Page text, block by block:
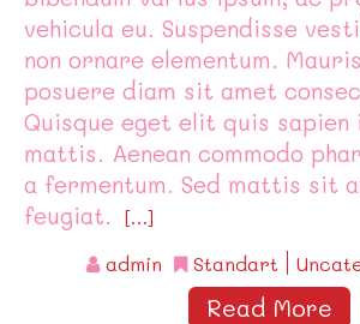
vehicula eu. Suspendisse
non ornare elementum.
posuere diam sit amet
Quisque eget elit quis sapien
mattis. Aenean commodo
a fermentum. Sed mattis sit
feugiat.
[…]
admin Standart
Read More